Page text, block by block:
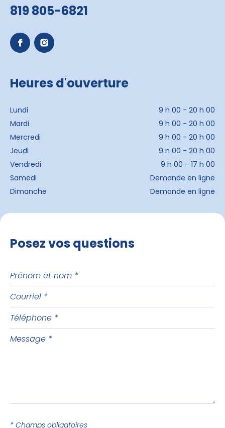
819 805-6821
Heures d'ouverture
Lundi
9 h 00 - 20 h 00
Mardi
9 h 00 - 20 h 00
Mercredi
9 h 00 - 20 h 00
Jeudi
9 h 00 - 20 h 00
Vendredi
9 h 00 - 17 h 00
Samedi
Demande en ligne
Dimanche
Demande en ligne
Posez vos questions
Prénom
nom
Courriel
Téléphone
Message
* Champs obligatoires